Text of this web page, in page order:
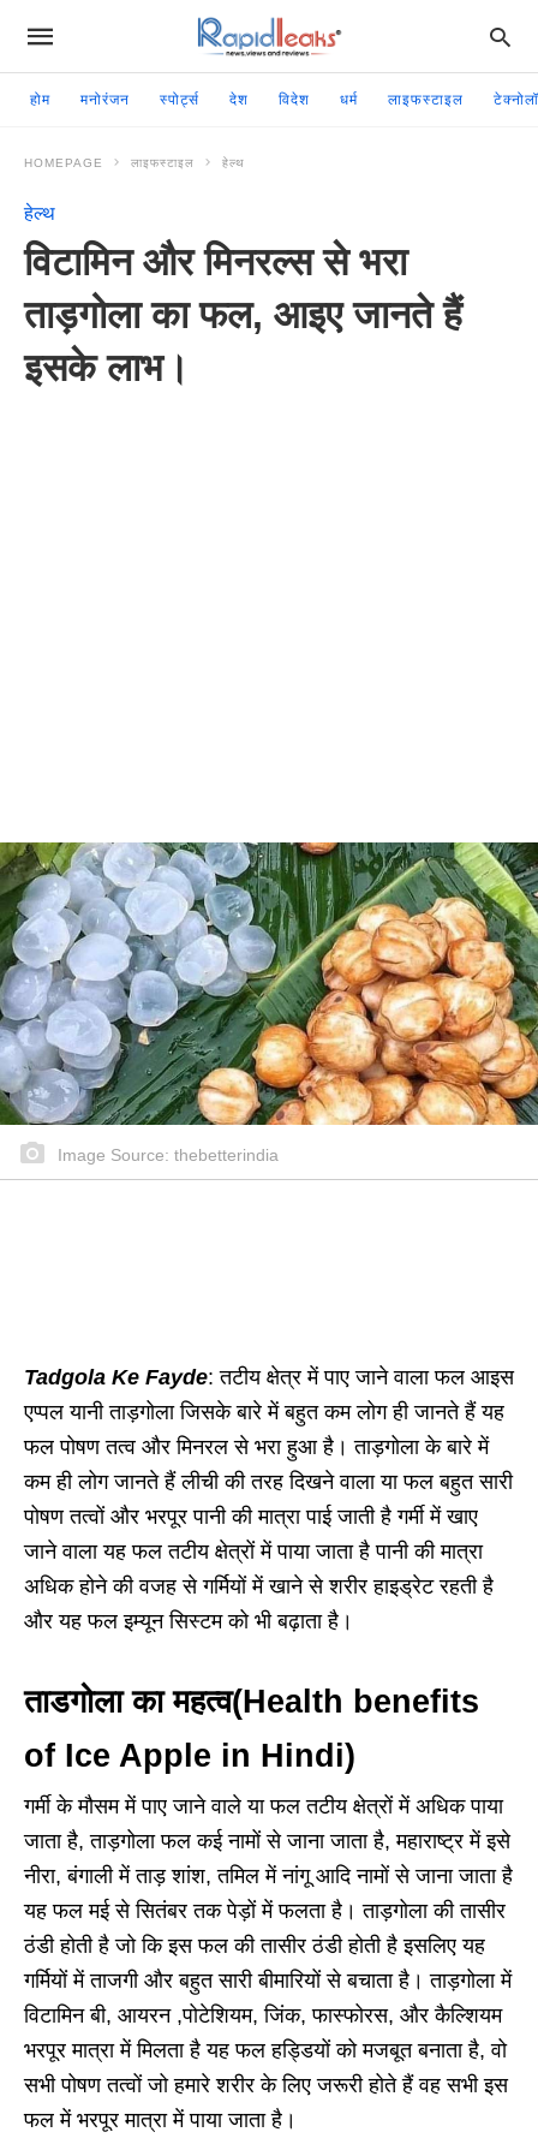
होम मनोरंजन स्पोर्ट्स देश विदेश धर्म लाइफस्टाइल
HOMEPAGE लाइफस्टाइल हेल्थ
हेल्थ
विटामिन और मिनरल्स से भरा
ताड़गोला का फल, आइए जानते हैं
इसके लाभ।
Image Source: thebetterindia
Tadgola Ke Fayde: तटीय क्षेत्र में पाए जाने वाला फल आइस
एप्पल यानी ताड़गोला जिसके बारे में बहुत कम लोग ही जानते हैं यह
फल पोषण तत्व और मिनरल से भरा हुआ है। ताड़गोला के बारे में
कम ही लोग जानते हैं लीची की तरह दिखने वाला या फल बहुत सारी
पोषण तत्वों और भरपूर पानी की मात्रा पाई जाती है गर्मी में खाए
जाने वाला यह फल तटीय क्षेत्रों में पाया जाता है पानी की मात्रा
अधिक होने की वजह से गर्मियों में खाने से शरीर हाइड्रेट रहती है
और यह फल इम्यून सिस्टम को भी बढ़ाता है।
ताडगोला का महत्व(Health benefits
of Ice Apple in Hindi)
गर्मी के मौसम में पाए जाने वाले या फल तटीय क्षेत्रों में अधिक पाया
जाता है, ताड़गोला फल कई नामों से जाना जाता है, महाराष्ट्र में इसे
नीरा, बंगाली में ताड़ शांश, तमिल में नांगू आदि नामों से जाना जाता है
यह फल मई से सितंबर तक पेड़ों में फलता है। ताड़गोला की तासीर
ठंडी होती है जो कि इस फल की तासीर ठंडी होती है इसलिए यह
गर्मियों में ताजगी और बहुत सारी बीमारियों से बचाता है। ताड़गोला में
विटामिन बी, आयरन ,पोटेशियम, जिंक, फास्फोरस, और कैल्शियम
भरपूर मात्रा में मिलता है यह फल हड्डियों को मजबूत बनाता है, वो
सभी पोषण तत्वों जो हमारे शरीर के लिए जरूरी होते हैं वह सभी इस
फल में भरपूर मात्रा में पाया जाता है।